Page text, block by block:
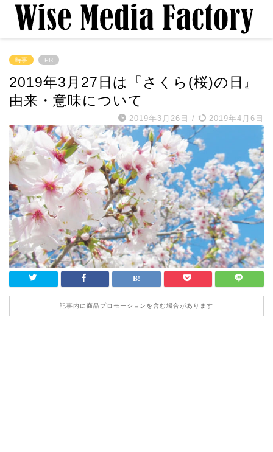
時事 PR
2019年3月27日は『さくら(桜)の日』
由来・意味について
2019年3月26日 / 2019年4月6日
記事内に商品プロモーションを含む場合があります